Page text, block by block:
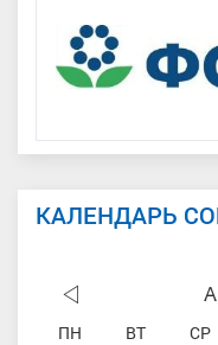
КАЛЕНДАРЬ
ПН ВТ СР